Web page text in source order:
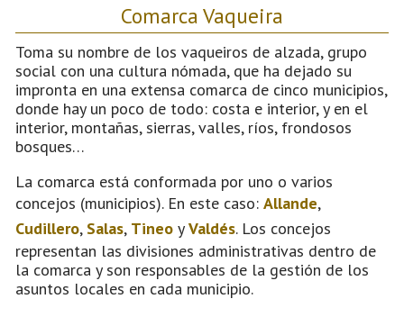
Comarca Vaqueira
Toma su nombre de los vaqueiros de alzada, grupo
social con una cultura nómada, que ha dejado su
impronta en una extensa comarca de cinco municipios,
donde hay un poco de todo: costa e interior, y en el
interior, montañas, sierras, valles, ríos, frondosos
bosques…
La comarca está conformada por uno o varios
concejos (municipios). En este caso: Allande,
Cudillero, Salas, Tineo yValdés. Los concejos
representan las divisiones administrativas dentro de
la comarca y son responsables de la gestión de los
asuntos locales en cada municipio.